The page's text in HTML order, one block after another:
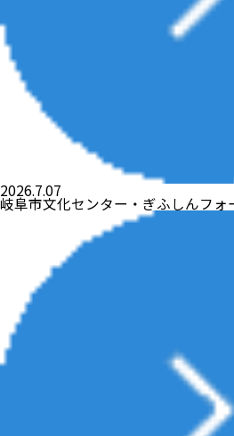
2026.7.07
岐阜市文化センター・ぎふしんフ